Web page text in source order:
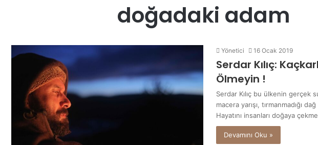
doğadaki adam
Yönetici 16 Ocak 2019
Serdar Kılıç:
Ölmeyin !
Serdar Kılıç bu ülkenin gerçek
macera yarışı, tırmanmadığı
Hayatını insanları doğaya
Devamını Oku »